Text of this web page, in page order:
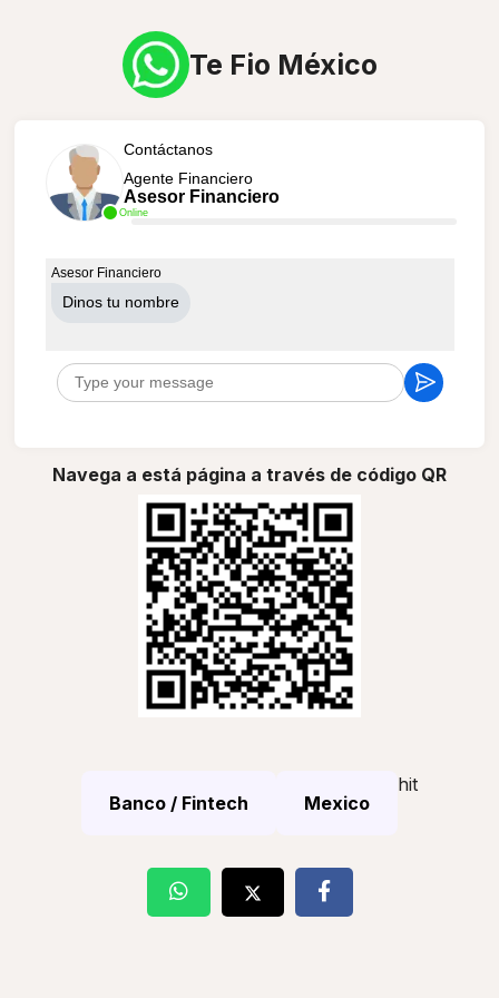
Te Fio México
Online
Contáctanos
Agente Financiero
Asesor Financiero
Asesor Financiero
Dinos tu nombre
Navega a está página a través de código QR
Banco / Fintech Mexico
hit